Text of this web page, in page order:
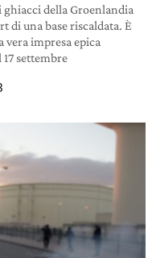
della Groenlandia
di una base riscaldata. È
impresa epica
settembre